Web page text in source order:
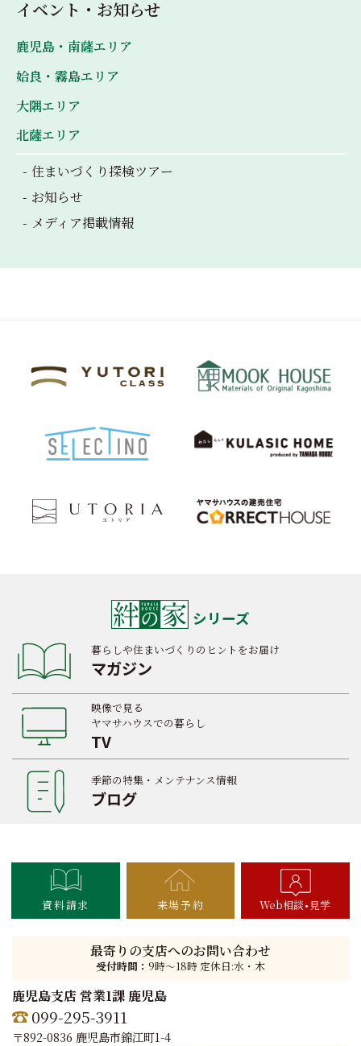
イベント・お知らせ
鹿児島・南薩エリア
姶良・霧島エリア
大隅エリア
北薩エリア
住まいづくり探検ツアー
お知らせ
メディア掲載情報
シリーズ
暮らしや住まいづくりのヒントをお届け
マガジン
映像で見る
ヤマサハウスでの暮らし
TV
季節の特集・メンテナンス情報
ブログ
資料請求 来場予約 Web相談 見学
最寄りの支店へのお問い合わせ
受付時間： 9時〜18時 定休日:水・木
鹿児島支店 営業1課 鹿児島
099-295-3911
〒892-0836 鹿児島市錦江町1-4